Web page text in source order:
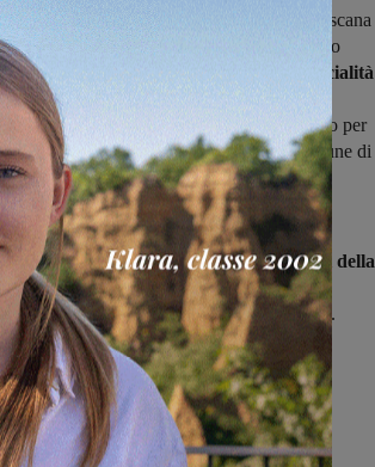
è stato affidato all’ ASL Veterinaria Toscana
che fortunatamente ha constatato il suo
Nei giorni successivi i poliziotti della Specialità
la famiglia di Tom ed a mettersi in
proprietario che aveva temuto il peggio per
allontanato dalla sua abitazione nel comune di
7 km dal luogo dove è poi avvenuto il
ringraziare personalmente gli agenti della
esprimendo agli stessi tutta la sua
il suo prezioso amico a quattro zampe.